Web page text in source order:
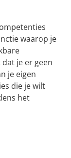
waarop je
je er geen
je eigen
die je wilt
het